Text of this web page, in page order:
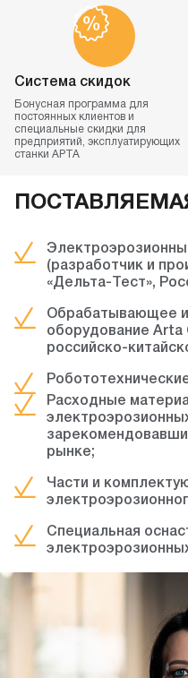
Система скидок
Бонусная программа для
постоянных клиентов и
специальные скидки для
предприятий, эксплуатирующих
станки АРТА
(разработчик и
«Дельта-Тест»,
Обрабатывающее
оборудование Arta
российско-
Расходные
рынке;
Части и
Специальная